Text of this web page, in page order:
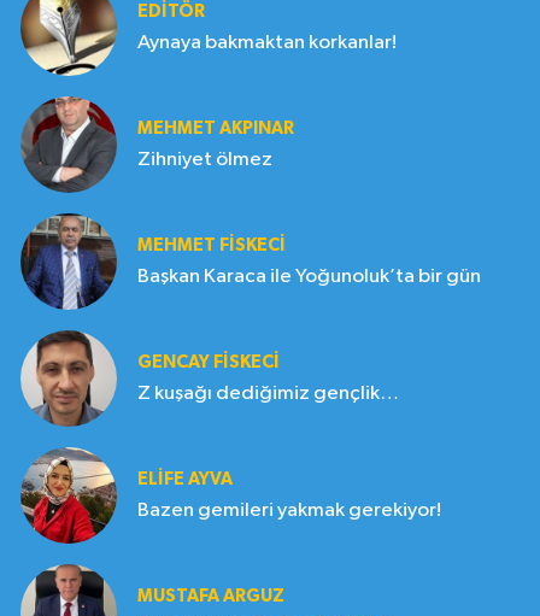
EDITÖR
Aynaya bakmaktan korkanlar!
MEHMET AKPINAR
Zihniyet ölmez
MEHMET FİSKECİ
Başkan Karaca ile Yoğunoluk’ta bir gün
GENCAY FİSKECİ
Z kuşağı dediğimiz gençlik…
ELIFE AYVA
Bazen gemileri yakmak gerekiyor!
MUSTAFA ARGUZ